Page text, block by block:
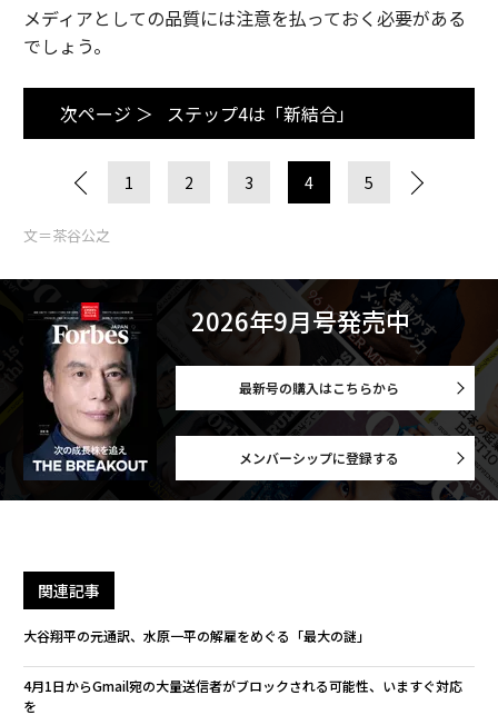
メディアとしての品質には注意を払っておく必要がある
でしょう。
次ページ ＞ ステップ4は「新結合」
1 2 3 4 5
文＝茶谷公之
2026年9月号発売中
最新号の購入はこちらから
メンバーシップに登録する
関連記事
大谷翔平の元通訳、水原一平の解雇をめぐる「最大の謎」
4月1日からGmail宛の大量送信者がブロックされる可能性、いますぐ対応
を